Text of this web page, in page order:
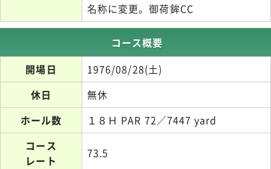
名称に変更。御荷鉾CC
コース概要
開場日
1976/08/28(土)
休日
無休
ホール数
１８Ｈ PAR 72／7447 yard
コース
レート
73.5